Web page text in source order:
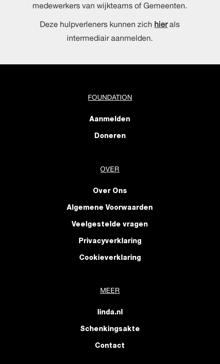
medewerkers van wijkteams of Gemeenten.
Deze hulpverleners kunnen zich hierals
intermediair aanmelden.
FOUNDATION
Aanmelden
Doneren
OVER
Over Ons
Algemene Voorwaarden
Veelgestelde vragen
Privacyverklaring
Cookieverklaring
MEER
linda.nl
Schenkingsakte
Contact